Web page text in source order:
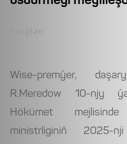
Wise-premýer,
R.Meredow 10-njy
Hökümet
ministrliginiň